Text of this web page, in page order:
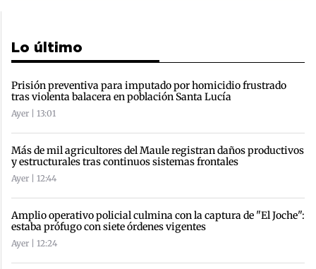
Lo último
Prisión preventiva para imputado por homicidio frustrado
tras violenta balacera en población Santa Lucía
Ayer | 13:01
Más de mil agricultores del Maule registran daños productivos
y estructurales tras continuos sistemas frontales
Ayer | 12:44
Amplio operativo policial culmina con la captura de "El Joche":
estaba prófugo con siete órdenes vigentes
Ayer | 12:24